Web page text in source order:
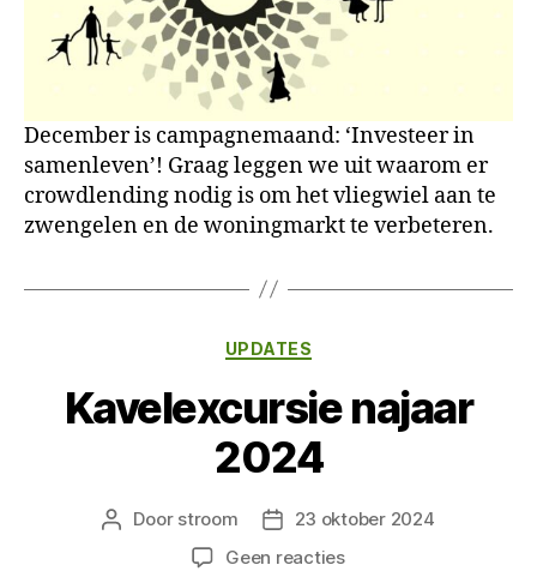
December is campagnemaand: ‘Investeer in
samenleven’! Graag leggen we uit waarom er
crowdlending nodig is om het vliegwiel aan te
zwengelen en de woningmarkt te verbeteren.
Categorieën
UPDATES
Kavelexcursie najaar
2024
Berichtauteur
Door stroom Berichtdatum
23 oktober 2024
Geen reactiesop